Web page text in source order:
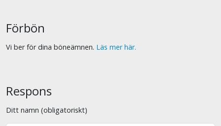
Förbön
Vi ber för dina böneämnen. Läs mer här.
Respons
Ditt namn (obligatoriskt)